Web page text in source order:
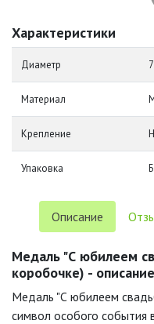
Характеристики
Диаметр
Материал
Крепление
Упаковка
Описание
Медаль "С юбилеем
коробочке) -
Медаль "С юбилеем
символ особого события